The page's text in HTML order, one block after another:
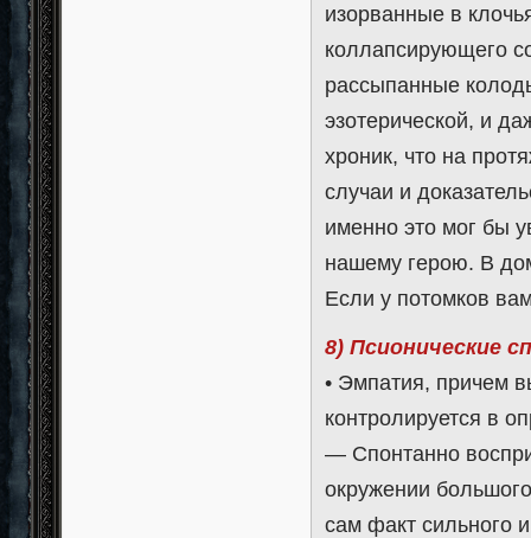
изорванные в
коллапсирующего
рассыпанные
эзотерической, и
хроник, что на
случаи и
именно это мог бы
нашему герою. В
Если у потомков
8) Псионические
• Эмпатия, причем
контролируется в
— Спонтанно
окружении
сам факт сильного